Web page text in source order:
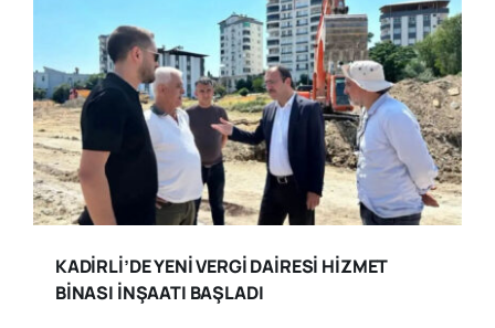
KADİRLİ’DE YENİ VERGİ DAİRESİ HİZMET
BİNASI İNŞAATI BAŞLADI